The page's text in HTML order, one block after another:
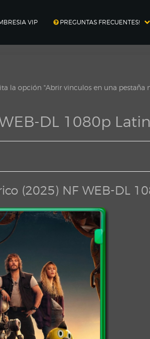
VIP PREGUNTAS FRECUENTES!
la opción "Abrir vinculos en una pestaña
DL 1080p
(2025) NF WEB-DL